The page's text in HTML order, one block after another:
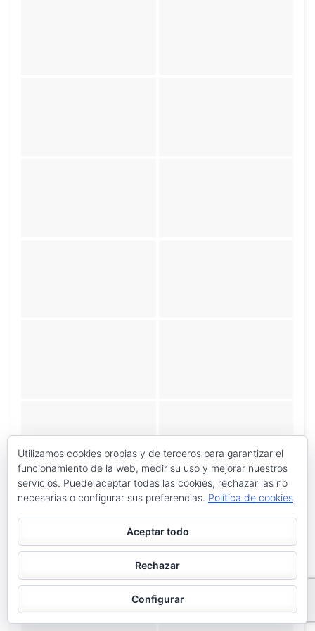
Utilizamos cookies propias y de terceros para garantizar el
funcionamiento de la web, medir su uso y mejorar nuestros
servicios. Puede aceptar todas las cookies, rechazar las no
necesarias o configurar sus preferencias. Política de cookies
Aceptar todo
Rechazar
Configurar